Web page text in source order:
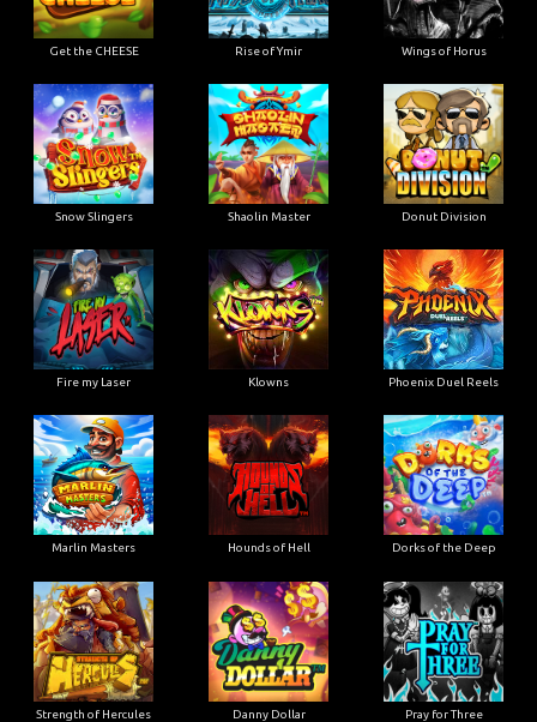
Get the CHEESE Rise of Ymir Wings of Horus
Snow Slingers Shaolin Master Donut Division
Fire my Laser Klowns Phoenix Duel Reels
Marlin Masters Hounds of Hell Dorks of the Deep
Strength of Hercules Danny Dollar Pray for Three